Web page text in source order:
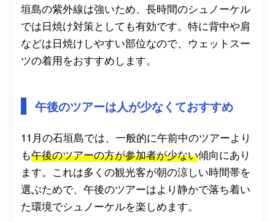
垣島の紫外線は強いため、長時間のシュノーケル
では日焼け対策としても有効です。特に背中や肩
などは日焼けしやすい部位なので、ウェットスー
ツの着用をおすすめします。
午後のツアーは人が少なくておすすめ
11月の石垣島では、一般的に午前中のツアーより
も午後のツアーの方が参加者が少ない傾向にあり
ます。これは多くの観光客が朝の涼しい時間帯を
選ぶためで、午後のツアーはより静かで落ち着い
た環境でシュノーケルを楽しめます。